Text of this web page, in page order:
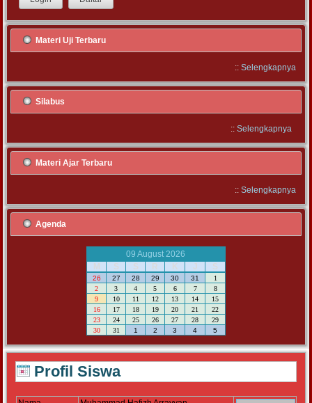
Materi Uji Terbaru
:: Selengkapnya
Silabus
:: Selengkapnya
Materi Ajar Terbaru
:: Selengkapnya
Agenda
09 August 2026
M
S S R K J S
26 27 28 29 30 31
1
2
3 4 5 6 7
8
9
10 11 12 13 14
15
16
17 18 19 20 21
22
23
24 25 26 27 28
29
30
31 1 2 3 4 5
Profil Siswa